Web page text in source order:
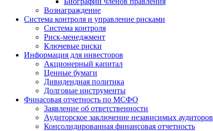
Вознаграждение
Система контроля и управление рисками
Система контроля
Риск-менеджмент
Ключевые риски
Информация для инвесторов
Акционерный капитал
Ценные бумаги
Дивидендная политика
Долговые инструменты
Финасовая отчетность по МСФО
Заявление об ответственности
Аудиторское заключение независимых аудиторов
Консолидированная финансовая отчетность